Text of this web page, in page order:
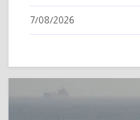
7/08/2026